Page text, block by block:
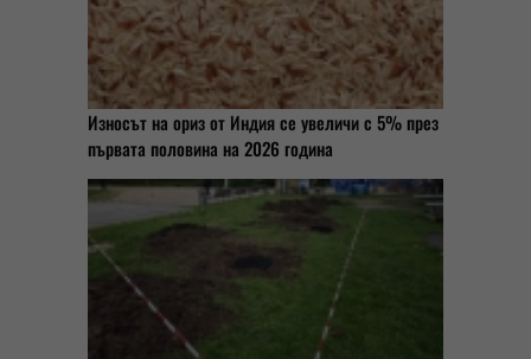
Износът на ориз от Индия се увеличи с 5% през
първата половина на 2026 година